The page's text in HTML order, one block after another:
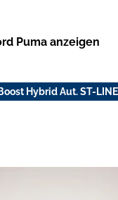
Puma anzeigen
Hybrid Aut. ST-